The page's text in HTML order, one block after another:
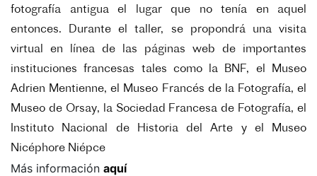
fotografía antigua el lugar que no tenía en aquel
entonces. Durante el taller, se propondrá una visita
virtual en línea de las páginas web de importantes
instituciones francesas tales como la BNF, el Museo
Adrien Mentienne, el Museo Francés de la Fotografía, el
Museo de Orsay, la Sociedad Francesa de Fotografía, el
Instituto Nacional de Historia del Arte y el Museo
Nicéphore Niépce
Más información aquí